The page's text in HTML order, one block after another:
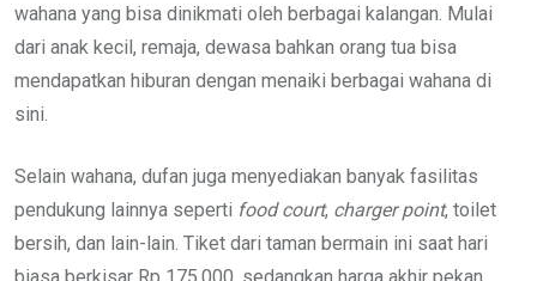
wahana yang bisa dinikmati oleh berbagai kalangan. Mulai
dari anak kecil, remaja, dewasa bahkan orang tua bisa
mendapatkan hiburan dengan menaiki berbagai wahana di
sini.
Selain wahana, dufan juga menyediakan banyak fasilitas
pendukung lainnya seperti food court, charger point, toilet
bersih, dan lain-lain. Tiket dari taman bermain ini saat hari